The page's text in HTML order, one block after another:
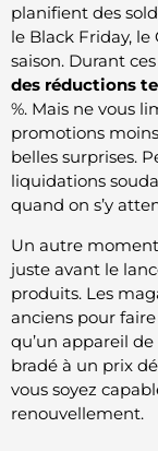
planifient des
le Black Friday,
saison. Durant
des réductions
%. Mais ne vous
promotions
belles surprises.
liquidations
quand on s’y
Un autre
juste avant le
produits. Les
anciens pour
qu’un appareil
bradé à un prix
vous soyez
renouvellement.